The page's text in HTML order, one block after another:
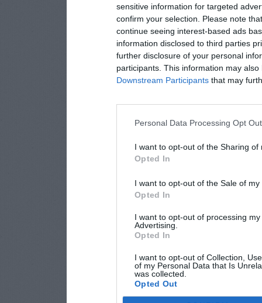
sensitive information for targeted
confirm your selection. Please note
continue seeing interest-based ads
information disclosed to third parties
further disclosure of your personal
participants. This information may
Downstream Participants that may
Personal Data Processing Opt
I want to opt-out of the Sharing of
Opted In
I want to opt-out of the Sale of
Opted In
I want to opt-out of processing
Advertising.
Opted In
I want to opt-out of Collection,
of my Personal Data that Is
was collected.
Opted Out